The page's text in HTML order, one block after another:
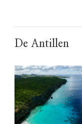
De Antillen